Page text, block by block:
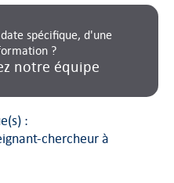
date spécifique, d'une
?
notre équipe
:
chercheur à